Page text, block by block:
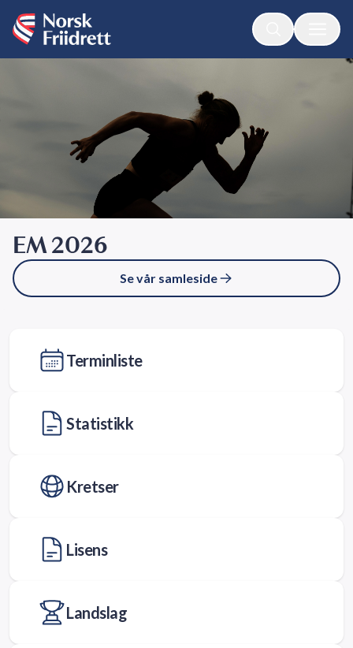
EM 2026
Se vår samleside
Terminliste
Statistikk
Kretser
Lisens
Landslag